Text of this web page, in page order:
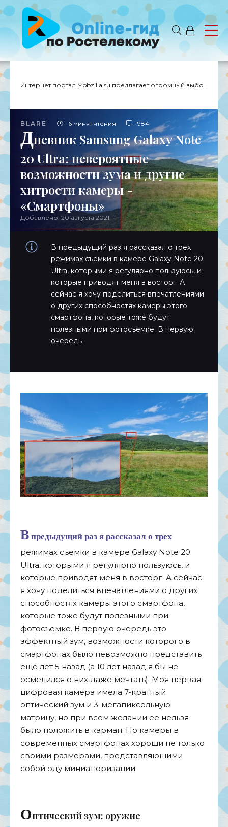
Интернет портал Mobzilla.su предлагает огромный выбор новостей с доставкой на дом.
BLARE 6 минут чтения 984
Дневник Samsung Galaxy Note
20 Ultra: невероятные
возможности зума и другие
хитрости камеры -
«Смартфоны»
Добавлено: 20 августа 2021
В предыдущий раз я рассказал о трех
режимах съемки в камере Galaxy Note 20
Ultra, которыми я регулярно пользуюсь, и
которые приводят меня в восторг. А
сейчас я хочу поделиться впечатлениями
о других способностях камеры этого
смартфона, которые тоже будут
полезными при фотосъемке. В первую
очередь
Впредыдущий раз я рассказал о трех
режимах съемки в камере Galaxy Note 20
Ultra, которыми я регулярно пользуюсь, и
которые приводят меня в восторг. А сейчас
я хочу поделиться впечатлениями о других
способностях камеры этого смартфона,
которые тоже будут полезными при
фотосъемке. В первую очередь это
эффектный зум, возможности которого в
смартфонах было невозможно представить
еще лет 5 назад (а 10 лет назад я бы не
осмелился о них даже мечтать). Моя первая
цифровая камера имела 7-кратный
оптический зум и 3-мегапиксельную
матрицу, но при всем желании ее нельзя
было положить в карман. Но камеры в
современных смартфонах хороши не только
своими размерами, представляющими
собой оду миниатюризации.
Оптический зум: оружие